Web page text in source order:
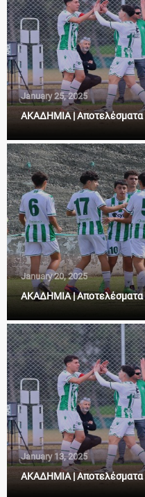
January 25, 2025
ΑΚΑΔΗΜΙΑ | Αποτελέσματα
January 20, 2025
ΑΚΑΔΗΜΙΑ | Αποτελέσματα
January 13, 2025
ΑΚΑΔΗΜΙΑ | Αποτελέσματα